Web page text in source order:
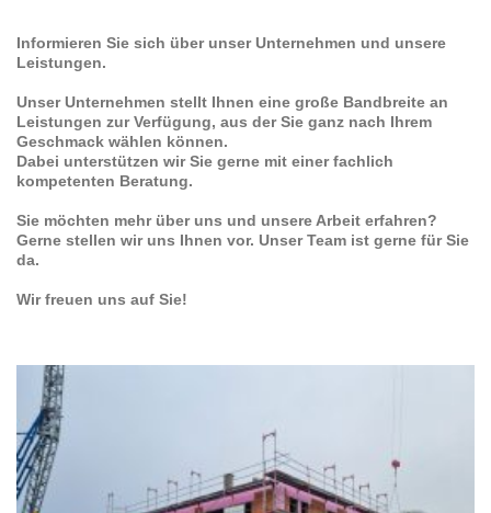
Informieren Sie sich über unser Unternehmen und unsere
Leistungen.
Unser Unternehmen stellt Ihnen eine große Bandbreite an
Leistungen zur Verfügung, aus der Sie ganz nach Ihrem
Geschmack wählen können.
Dabei unterstützen wir Sie gerne mit einer fachlich
kompetenten Beratung.
Sie möchten mehr über uns und unsere Arbeit erfahren?
Gerne stellen wir uns Ihnen vor. Unser Team ist gerne für Sie
da.
Wir freuen uns auf Sie!